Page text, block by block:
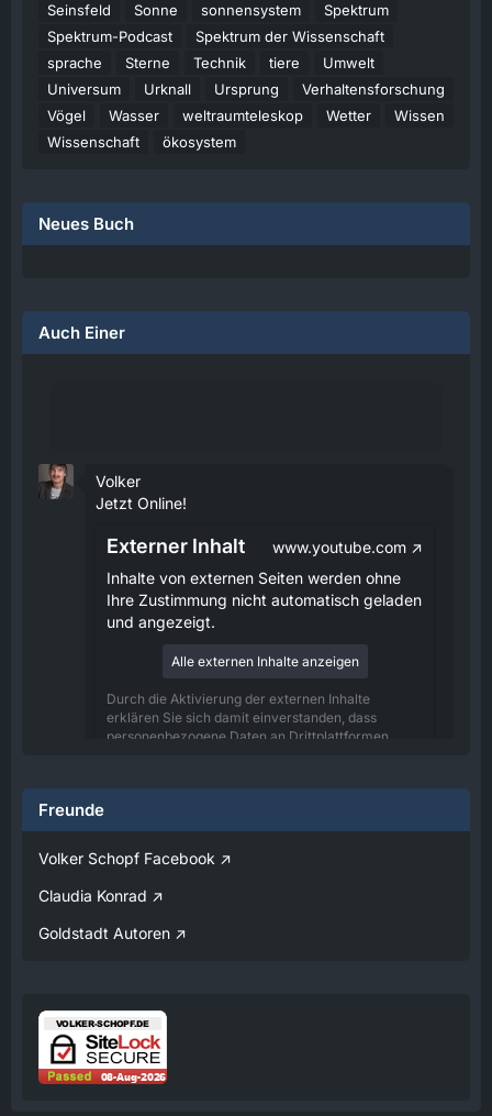
Seinsfeld
Sonne sonnensystem
Spektrum
Spektrum-Podcast
Spektrum der Wissenschaft
sprache
Sterne Technik tiere
Umwelt
Universum
Urknall Ursprung
Verhaltensforschung
Vögel
Wasser weltraumteleskop Wetter
Wissen
Wissenschaft
ökosystem
Neues Buch
Auch Einer
Volker
Jetzt Online!
Externer Inhalt
www.youtube.com
Inhalte von externen Seiten werden ohne
Ihre Zustimmung nicht automatisch geladen
und angezeigt.
Alle externen Inhalte anzeigen
Durch die Aktivierung der externen Inhalte
erklären Sie sich damit einverstanden, dass
personenbezogene Daten an Drittplattformen
Verfügung gestellt.
08:25
Jetzt Online!
Externer Inhalt
und angezeigt.
Freunde
Volker Schopf Facebook
Claudia Konrad
Goldstadt Autoren